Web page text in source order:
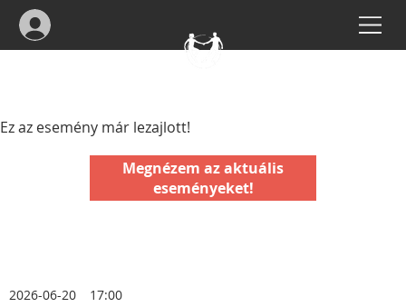
Ez az esemény már lezajlott!
Megnézem az aktuális
eseményeket!
2026-06-20
17:00